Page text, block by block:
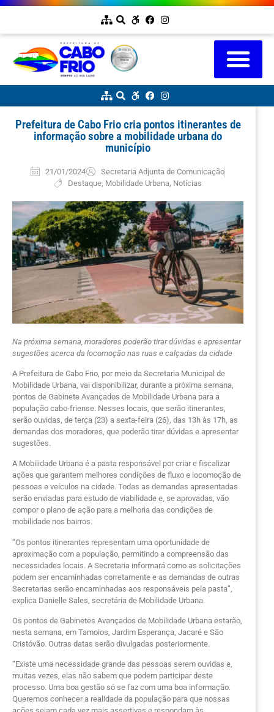
Prefeitura de Cabo Frio cria pontos itinerantes de
informação sobre a mobilidade urbana do
município
21/01/2024
Secretaria Adjunta de Comunicação
Destaque Mobilidade Urbana Notícias
Na próxima semana, moradores poderão tirar dúvidas e apresentar
sugestões acerca da locomoção nas ruas e calçadas da cidade
A Prefeitura de Cabo Frio, por meio da Secretaria Municipal de
Mobilidade Urbana, vai disponibilizar, durante a próxima semana,
pontos de Gabinete Avançados de Mobilidade Urbana para a
população cabo-friense. Nesses locais, que serão itinerantes,
serão ouvidas, de terça (23) a sexta-feira (26), das 13h às 17h, as
demandas dos moradores, que poderão tirar dúvidas e apresentar
sugestões.
A Mobilidade Urbana é a pasta responsável por criar e fiscalizar
ações que garantem melhores condições de fluxo e locomoção de
pessoas e veículos na cidade. Todas as demandas apresentadas
serão enviadas para estudo de viabilidade e, se aprovadas, vão
compor o plano de ação para a melhoria das condições de
mobilidade nos bairros.
“Os pontos itinerantes representam uma oportunidade de
aproximação com a população, permitindo a compreensão das
necessidades locais. A Secretaria informará como as solicitações
podem ser encaminhadas corretamente e as demandas de outras
Secretarias serão encaminhadas aos responsáveis pela pasta”,
explica Danielle Sales, secretária de Mobilidade Urbana.
Os pontos de Gabinetes Avançados de Mobilidade Urbana estarão,
nesta semana, em Tamoios, Jardim Esperança, Jacaré e São
Cristóvão. Outras datas serão divulgadas posteriormente.
“Existe uma necessidade grande das pessoas serem ouvidas e,
muitas vezes, elas não sabem que podem participar deste
processo. Uma boa gestão só se faz com uma boa informação.
Queremos conhecer a realidade da população para que nossas